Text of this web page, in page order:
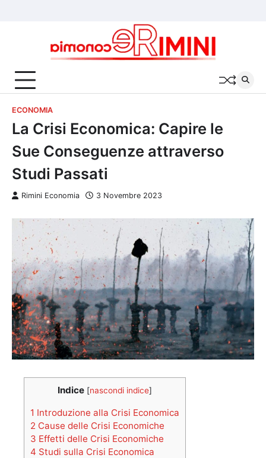
siamo
Policy
Policy
ECONOMIA
La Crisi Economica: Capire le
Sue Conseguenze attraverso
Studi Passati
Rimini Economia 3 Novembre 2023
Indice [nascondi indice]
1 Introduzione alla Crisi Economica
2 Cause delle Crisi Economiche
3 Effetti delle Crisi Economiche
4 Studi sulla Crisi Economica